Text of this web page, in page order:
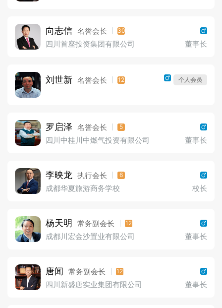
向志信 名誉会长 30
四川首座投资集团有限公司 董事长
刘世新 名誉会长 12 个人会员
罗启泽 名誉会长 5
四川中桂川中燃气投资有限公司 董事长
李映龙 执行会长 6
成都华夏旅游商务学校 校长
杨天明 常务副会长 12
成都川宏金沙置业有限公司 董事长
唐闻 常务副会长 12
四川新盛唐实业集团有限公司 董事长